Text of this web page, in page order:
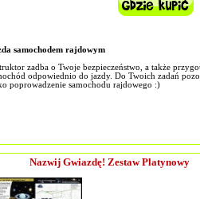
samochodem rajdowym
zadba o Twoje bezpieczeństwo, a także
odpowiednio do jazdy. Do Twoich zadań
poprowadzenie samochodu rajdowego :)
Nazwij Gwiazdę! Zestaw Platynowy